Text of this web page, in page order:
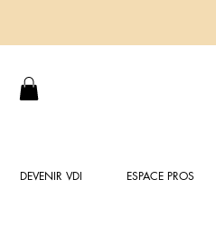
DEVENIR VDI ESPACE PROS